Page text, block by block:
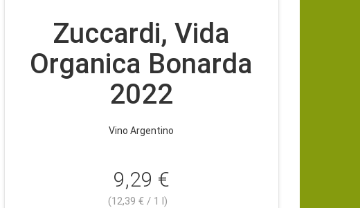
Zuccardi, Vida
Organica Bonarda
2022
Vino Argentino
9,29 €
(12,39 € / 1 l)